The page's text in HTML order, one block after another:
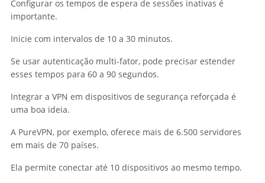
Configurar os tempos de espera de sessões inativas é
importante.
Inicie com intervalos de 10 a 30 minutos.
Se usar autenticação multi-fator, pode precisar estender
esses tempos para 60 a 90 segundos.
Integrar a VPN em dispositivos de segurança reforçada é
uma boa ideia.
A PureVPN, por exemplo, oferece mais de 6.500 servidores
em mais de 70 países.
Ela permite conectar até 10 dispositivos ao mesmo tempo.